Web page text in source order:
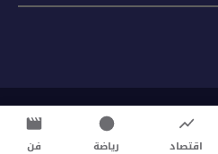
شروط الاستخدام
اقتصاد رياضة فن